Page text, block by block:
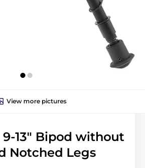
View more pictures
9-13" Bipod without
Notched Legs